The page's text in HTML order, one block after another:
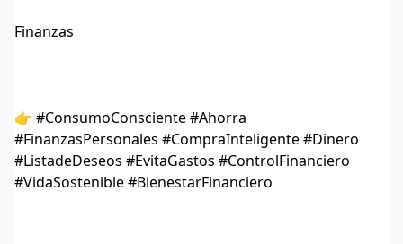
Finanzas
👉 #ConsumoConsciente #Ahorra
#FinanzasPersonales #CompraInteligente #Dinero
#ListadeDeseos #EvitaGastos #ControlFinanciero
#VidaSostenible #BienestarFinanciero